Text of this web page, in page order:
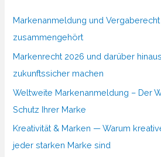
Markenanmeldung und
zusammengehört
Markenrecht 2026 und darüber
zukunftssicher machen
Weltweite Markenanmeldung – Der
Schutz Ihrer Marke
Kreativität & Marken — Warum
jeder starken Marke sind